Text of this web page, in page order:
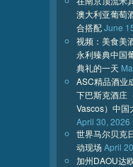
澳大利亚葡萄
合搭配June
视频：美食美
永利臻典中国
典礼的一天
ASC精品酒业
下巴斯克酒庄
Vascos）中国
April 30, 2026
世界马尔贝克
动现场April
加州DAOU达